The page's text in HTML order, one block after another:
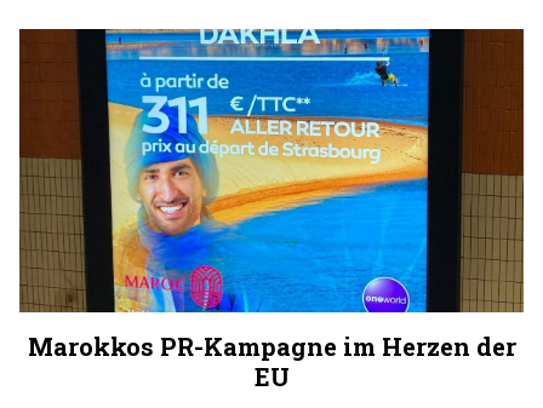
Marokkos PR-Kampagne im Herzen der
EU